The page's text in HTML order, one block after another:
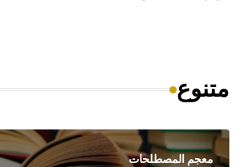
متنوع
معجم المصطلحات